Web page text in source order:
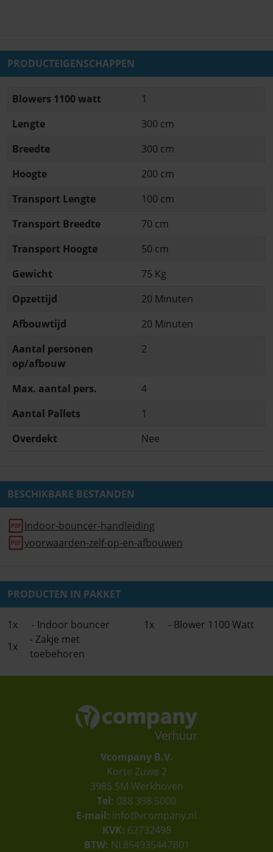
PRODUCTEIGENSCHAPPEN
Blowers 1100 watt
1
Lengte
300 cm
Breedte
300 cm
Hoogte
200 cm
Transport Lengte
100 cm
Transport Breedte
70 cm
Transport Hoogte
50 cm
Gewicht
75 Kg
Opzettijd
20 Minuten
Afbouwtijd
20 Minuten
Aantal personen
op/afbouw
2
Max. aantal pers.
4
Aantal Pallets
1
Overdekt
Nee
BESCHIKBARE BESTANDEN
Indoor-bouncer-handleiding
voorwaarden-zelf-op-en-afbouwen
PRODUCTEN IN PAKKET
1x - Indoor bouncer 1x
- Blower 1100 Watt
1x
- Zakje met
toebehoren
Vcompany B.V.
Korte Zuwe 2
3985 SM Werkhoven
Tel: 088 398 5000
E-mail: info@vcompany.nl
KVK: 62732498
BTW: NL854935447B01